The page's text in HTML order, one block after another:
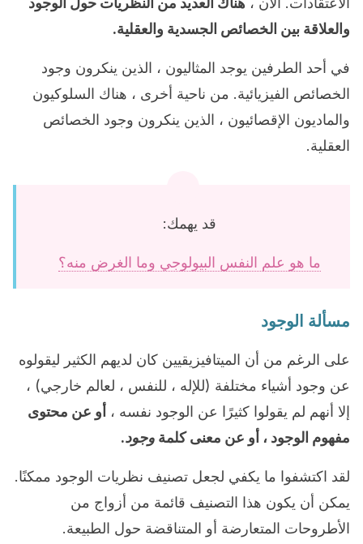
والعلاقة بين الخصائص الجسدية والعقلية.
في أحد الطرفين يوجد المثاليون ، الذين ينكرون وجود
الخصائص الفيزيائية. من ناحية أخرى ، هناك السلوكيون
والماديون الإقصائيون ، الذين ينكرون وجود الخصائص
العقلية.
قد يهمك:
ما هو علم النفس البيولوجي وما الغرض منه؟
مسألة الوجود
على الرغم من أن الميتافيزيقيين كان لديهم الكثير ليقولوه
عن وجود أشياء مختلفة (للإله ، للنفس ، لعالم خارجي) ،
إلا أنهم لم يقولوا كثيرًا عن الوجود نفسه ، أو عن محتوى
مفهوم الوجود ، أو عن معنى كلمة وجود.
لقد اكتشفوا ما يكفي لجعل تصنيف نظريات الوجود ممكنًا.
يمكن أن يكون هذا التصنيف قائمة من أزواج من
الأطروحات المتعارضة أو المتناقضة حول الطبيعة.